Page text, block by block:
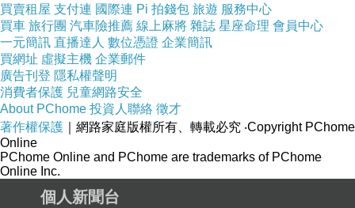
121209 GAT WAY HOTEL 背面景觀.
121209 GAT WAY HOTEL 客房.
買賣租屋 支付連 國際連 Pi 拍錢包 旅遊 服務中心
買車 旅行團 汽車險推薦 線上麻將 雜誌 星座命理 會員中心
一元簡訊 直播達人 數位憑證 企業簡訊
買網址 虛擬主機 企業郵件
廣告刊登 隱私權聲明
消費者保護 兒童網路安全
About PChome 投資人聯絡 徵才
著作權保護 ｜網路家庭版權所有、轉載必究 ‧Copyright PChome
Online
PChome Online and PChome are trademarks of PChome
Online Inc.
個人新聞台